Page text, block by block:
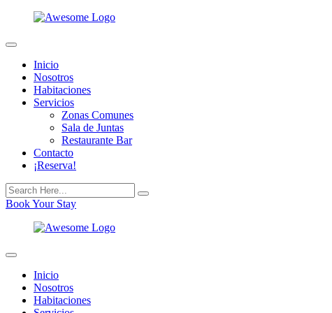
Inicio
Nosotros
Habitaciones
Servicios
Zonas Comunes
Sala de Juntas
Restaurante Bar
Contacto
¡Reserva!
Book Your Stay
Inicio
Nosotros
Habitaciones